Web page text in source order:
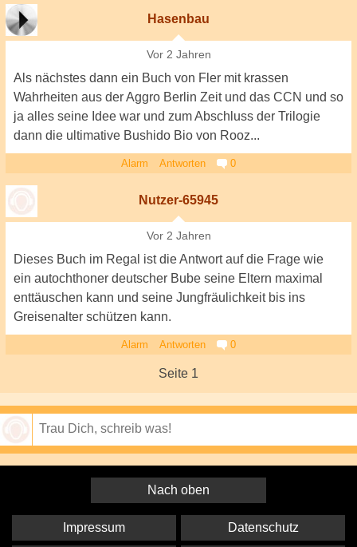
Hasenbau
Vor 2 Jahren
Als nächstes dann ein Buch von Fler mit krassen
Wahrheiten aus der Aggro Berlin Zeit und das CCN und so
ja alles seine Idee war und zum Abschluss der Trilogie
dann die ultimative Bushido Bio von Rooz...
Alarm Antworten 0
Nutzer-65945
Vor 2 Jahren
Dieses Buch im Regal ist die Antwort auf die Frage wie
ein autochthoner deutscher Bube seine Eltern maximal
enttäuschen kann und seine Jungfräulichkeit bis ins
Greisenalter schützen kann.
Alarm Antworten 0
Seite 1
Nach oben
Impressum Datenschutz